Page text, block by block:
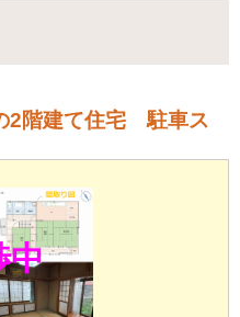
2階建て住宅 駐車ス
中